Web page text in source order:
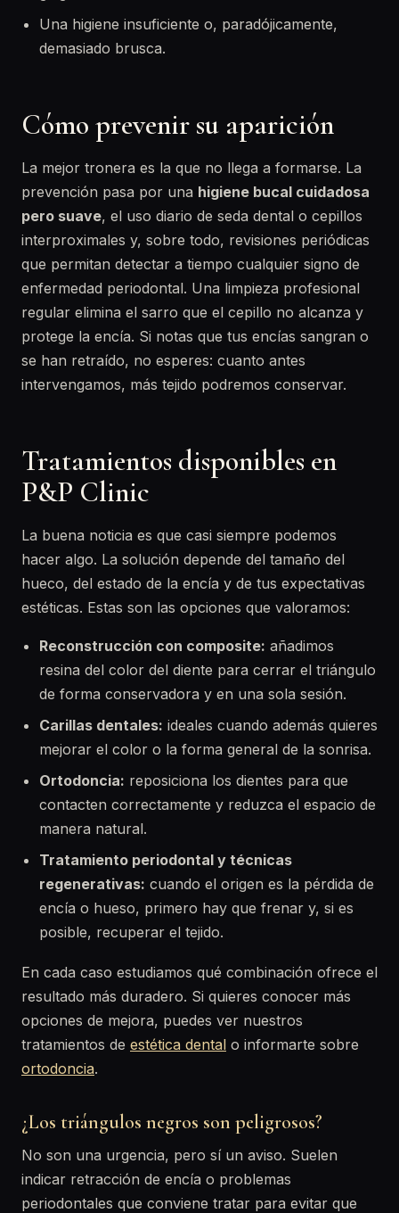
Una higiene insuficiente o, paradójicamente,
demasiado brusca.
Cómo prevenir su aparición
La mejor tronera es la que no llega a formarse. La
prevención pasa por una higiene bucal cuidadosa
pero suave, el uso diario de seda dental o cepillos
interproximales y, sobre todo, revisiones periódicas
que permitan detectar a tiempo cualquier signo de
enfermedad periodontal. Una limpieza profesional
regular elimina el sarro que el cepillo no alcanza y
protege la encía. Si notas que tus encías sangran o
se han retraído, no esperes: cuanto antes
intervengamos, más tejido podremos conservar.
Tratamientos disponibles en
P&P Clinic
La buena noticia es que casi siempre podemos
hacer algo. La solución depende del tamaño del
hueco, del estado de la encía y de tus expectativas
estéticas. Estas son las opciones que valoramos:
Reconstrucción con composite: añadimos
resina del color del diente para cerrar el triángulo
de forma conservadora y en una sola sesión.
Carillas dentales: ideales cuando además quieres
mejorar el color o la forma general de la sonrisa.
Ortodoncia: reposiciona los dientes para que
contacten correctamente y reduzca el espacio de
manera natural.
Tratamiento periodontal y técnicas
regenerativas: cuando el origen es la pérdida de
encía o hueso, primero hay que frenar y, si es
posible, recuperar el tejido.
En cada caso estudiamos qué combinación ofrece el
resultado más duradero. Si quieres conocer más
opciones de mejora, puedes ver nuestros
tratamientos de estética dental o informarte sobre
ortodoncia.
¿Los triángulos negros son peligrosos?
No son una urgencia, pero sí un aviso. Suelen
indicar retracción de encía o problemas
periodontales que conviene tratar para evitar que